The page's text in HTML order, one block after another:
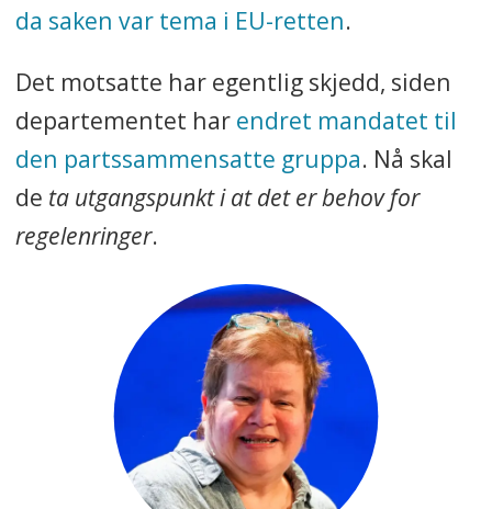
da saken var tema i EU-retten.
Det motsatte har egentlig skjedd, siden
departementet har endret mandatet til
den partssammensatte gruppa. Nå skal
de ta utgangspunkt i at det er behov for
regelenringer.